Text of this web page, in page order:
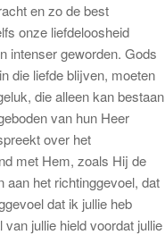
en zo de best
onze liefdeloosheid
intenser geworden. Gods
die liefde blijven, moeten
die alleen kan bestaan
van hun Heer
over het
met Hem, zoals Hij de
aan het richtinggevoel, dat
dat ik jullie heb
jullie hield voordat jullie